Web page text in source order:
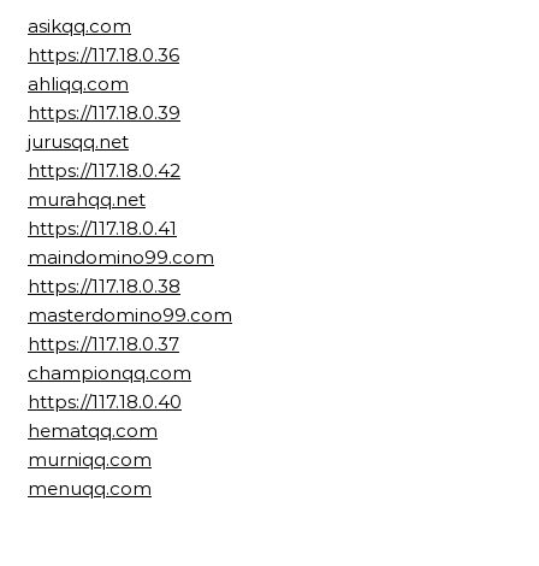
asikqq.com
https://117.18.0.36
ahliqq.com
https://117.18.0.39
jurusqq.net
https://117.18.0.42
murahqq.net
https://117.18.0.41
maindomino99.com
https://117.18.0.38
masterdomino99.com
https://117.18.0.37
championqq.com
https://117.18.0.40
hematqq.com
murniqq.com
menuqq.com